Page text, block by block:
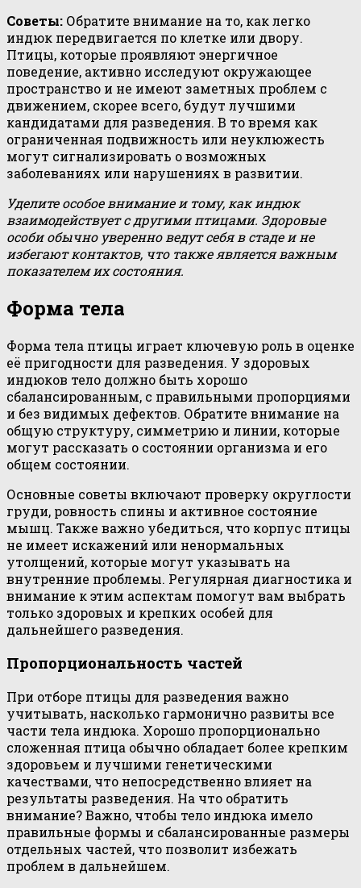
Советы: Обратите внимание на то, как легко
индюк передвигается по клетке или двору.
Птицы, которые проявляют энергичное
поведение, активно исследуют окружающее
пространство и не имеют заметных проблем с
движением, скорее всего, будут лучшими
кандидатами для разведения. В то время как
ограниченная подвижность или неуклюжесть
могут сигнализировать о возможных
заболеваниях или нарушениях в развитии.
Уделите особое внимание и тому, как индюк
взаимодействует с другими птицами. Здоровые
особи обычно уверенно ведут себя в стаде и не
избегают контактов, что также является важным
показателем их состояния.
Форма тела
Форма тела птицы играет ключевую роль в оценке
её пригодности для разведения. У здоровых
индюков тело должно быть хорошо
сбалансированным, с правильными пропорциями
и без видимых дефектов. Обратите внимание на
общую структуру, симметрию и линии, которые
могут рассказать о состоянии организма и его
общем состоянии.
Основные советы включают проверку округлости
груди, ровность спины и активное состояние
мышц. Также важно убедиться, что корпус птицы
не имеет искажений или ненормальных
утолщений, которые могут указывать на
внутренние проблемы. Регулярная диагностика и
внимание к этим аспектам помогут вам выбрать
только здоровых и крепких особей для
дальнейшего разведения.
Пропорциональность частей
При отборе птицы для разведения важно
учитывать, насколько гармонично развиты все
части тела индюка. Хорошо пропорционально
сложенная птица обычно обладает более крепким
здоровьем и лучшими генетическими
качествами, что непосредственно влияет на
результаты разведения. На что обратить
внимание? Важно, чтобы тело индюка имело
правильные формы и сбалансированные размеры
отдельных частей, что позволит избежать
проблем в дальнейшем.